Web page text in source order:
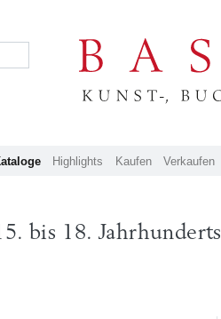
Highlights Kaufen Verkaufen
bis 18. Jahrhunderts